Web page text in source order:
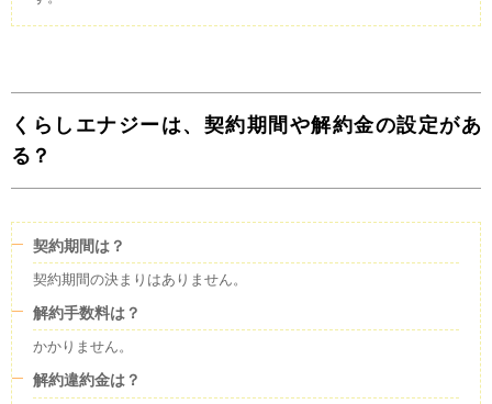
くらしエナジーは、契約期間や解約金の設定があ
る？
契約期間は？
契約期間の決まりはありません。
解約手数料は？
かかりません。
解約違約金は？